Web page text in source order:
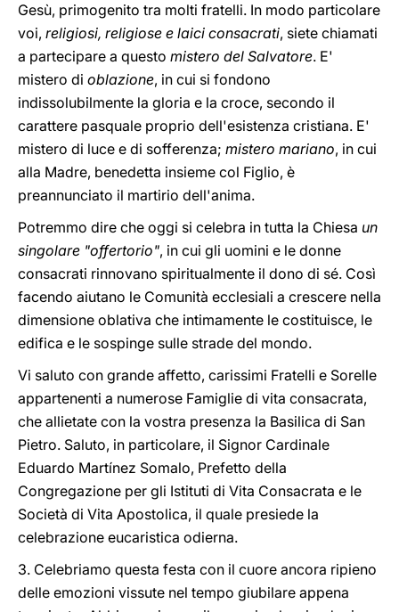
Gesù, primogenito tra molti fratelli. In modo particolare
voi, religiosi, religiose e laici consacrati, siete chiamati
a partecipare a questo mistero del Salvatore. E'
mistero di oblazione, in cui si fondono
indissolubilmente la gloria e la croce, secondo il
carattere pasquale proprio dell'esistenza cristiana. E'
mistero di luce e di sofferenza; mistero mariano, in cui
alla Madre, benedetta insieme col Figlio, è
preannunciato il martirio dell'anima.
Potremmo dire che oggi si celebra in tutta la Chiesa un
singolare "offertorio", in cui gli uomini e le donne
consacrati rinnovano spiritualmente il dono di sé. Così
facendo aiutano le Comunità ecclesiali a crescere nella
dimensione oblativa che intimamente le costituisce, le
edifica e le sospinge sulle strade del mondo.
Vi saluto con grande affetto, carissimi Fratelli e Sorelle
appartenenti a numerose Famiglie di vita consacrata,
che allietate con la vostra presenza la Basilica di San
Pietro. Saluto, in particolare, il Signor Cardinale
Eduardo Martínez Somalo, Prefetto della
Congregazione per gli Istituti di Vita Consacrata e le
Società di Vita Apostolica, il quale presiede la
celebrazione eucaristica odierna.
3. Celebriamo questa festa con il cuore ancora ripieno
delle emozioni vissute nel tempo giubilare appena